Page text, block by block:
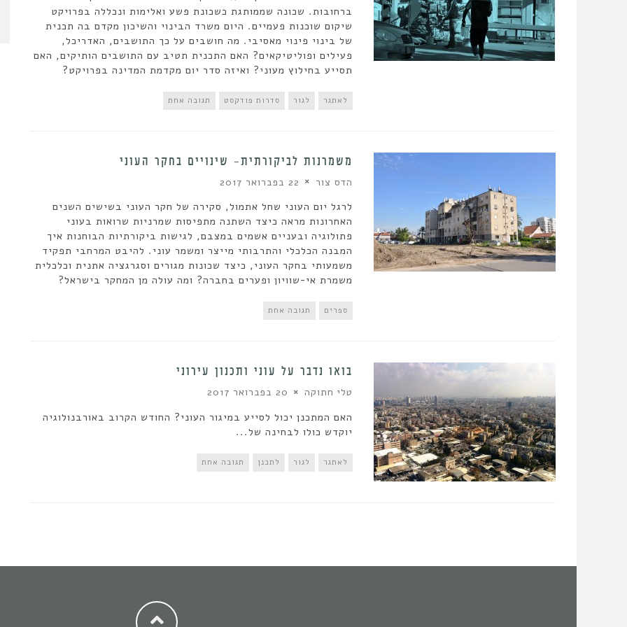
ברחובות. שכונה שממותגת כשכונת פשע ואלימות ונכללה בפרויקט
שיקום שוכנות פעמיים. היום משרד הבינוי והשיכון מקדם בה תכנית
של בינוי פינוי מאסיבי. מה חושבים על כך התושבים, האדריכל,
פעילים ופוליטיקאים? האם התכנית תטיב עם התושבים הותיקים, האם
תסייע בחילוץ מעוני? ואיזה סדר יום מקדמת המדינה בפרויקט?
לאתגר לגור סדרות פודקסט תגובה אחת
משמרנות לביקורתית- שינויים בחקר העוני
הדס צור 22 בפברואר 2017
לרגל יום העוני שחל אתמול, סקירה של חקר העוני בשישים השנים
האחרונות מראה כיצד השתנה מתפיסות שמרניות שרואות בעוני
פתולוגיה ובעניים אשמים במצבם, לגישות ביקורתיות הבוחנות איך
המבנה הכלכלי והתרבותי מייצר ומשמר עוני. להיבט המרחבי תפקיד
משמעותי בחקר העוני, כיצד שכונות מגורים וסגרגציה אתנית וכלכלית
משמרת אי-שוויון ופערים בחברה? ומה עולה מן המחקר בישראל?
ספרים תגובה אחת
בואו נדבר על עוני ותכנון עירוני
טלי חתוקה 20 בפברואר 2017
האם המתכנן יכול לסייע במיגור העוני? החודש הקרוב באורבנולוגיה
יוקדש כולו לבחינה של...
לאתגר לגור לתכנן תגובה אחת